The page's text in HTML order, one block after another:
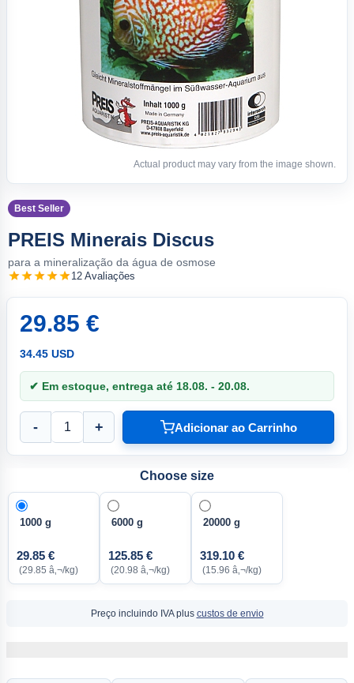
Actual product may vary from the image shown.
Best Seller
PREIS Minerais Discus
para a mineralização da água de osmose
12 Avaliações
29.85 €
34.45 USD
✔ Em estoque, entrega até 18.08. - 20.08.
- + Adicionar ao Carrinho
Choose size
1000 g
29.85 €
(29.85 â‚¬/kg)
6000 g
125.85 €
(20.98 â‚¬/kg)
20000 g
319.10 €
(15.96 â‚¬/kg)
Preço incluindo IVA plus custos de envio